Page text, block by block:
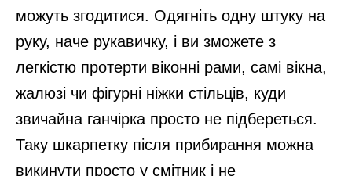
можуть згодитися. Одягніть одну штуку на
руку, наче рукавичку, і ви зможете з
легкістю протерти віконні рами, самі вікна,
жалюзі чи фігурні ніжки стільців, куди
звичайна ганчірка просто не підбереться.
Таку шкарпетку після прибирання можна
викинути просто у смітник і не